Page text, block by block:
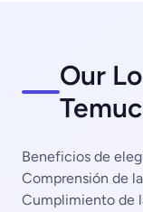
Our
Beneficios de
Comprensión de
Cumplimiento de